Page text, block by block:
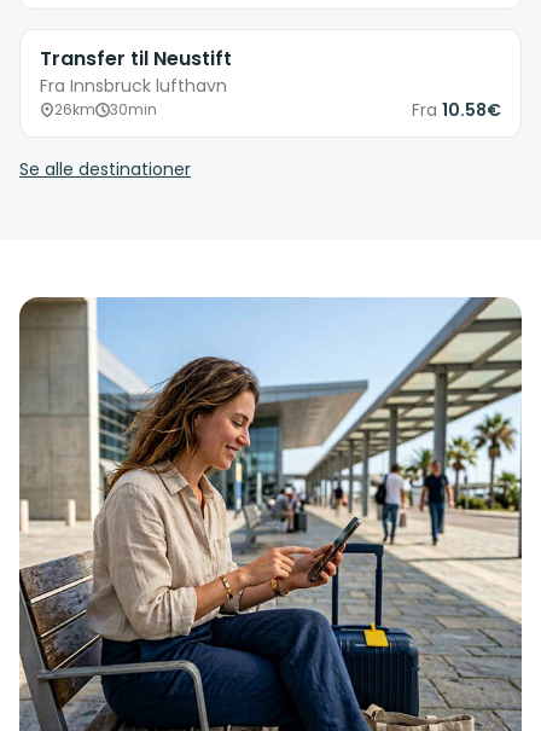
Transfer til Neustift
Fra Innsbruck lufthavn
26km 30min Fra 10.58€
Se alle destinationer